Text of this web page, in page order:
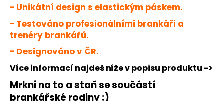
- Unikátní design s elastickým páskem.
- Testováno profesionálními brankáři a
trenéry brankářů.
- Designováno v ČR.
Více informací najdeš níže v popisu produktu ->
Mrkni na to a staň se součástí
brankářské rodiny :)
DĚTSKÉ
JFAM
SPLASH
WHITE
NEG
1
Kč